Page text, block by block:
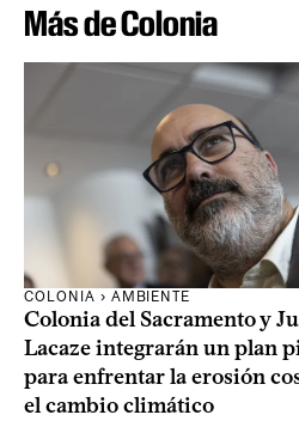
Más de Colonia
COLONIA › AMBIENTE
Colonia del Sacramento y
Lacaze integrarán un plan
para enfrentar la erosión
el cambio climático